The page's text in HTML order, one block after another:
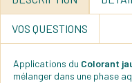
VOS QUESTIONS
Applications du Colorant
mélanger dans une phase